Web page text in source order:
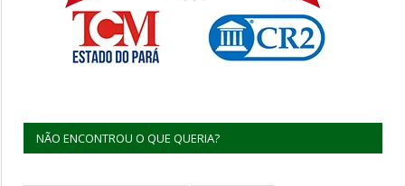
NÃO ENCONTROU O QUE QUERIA?